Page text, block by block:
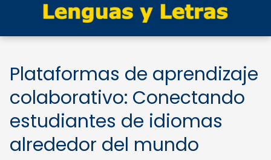
Plataformas de aprendizaje
colaborativo: Conectando
estudiantes de idiomas
alrededor del mundo